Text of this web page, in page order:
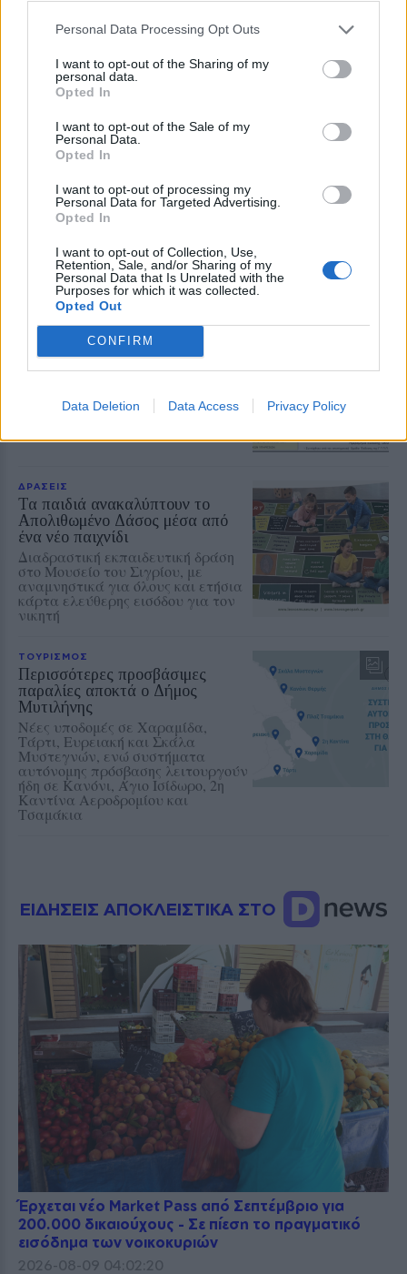
Personal Data Processing Opt Outs
I want to opt-out of the Sharing of my
personal data.
Opted In
I want to opt-out of the Sale of my
Personal Data.
Opted In
I want to opt-out of processing my
Personal Data for Targeted Advertising.
Opted In
I want to opt-out of Collection, Use,
Retention, Sale, and/or Sharing of my
Personal Data that Is Unrelated with the
Purposes for which it was collected.
Opted Out
CONFIRM
Data Deletion Data Access Privacy Policy
στις αρχές Σεπτεμβρίου το
τετραετές σχέδιο της Ελληνικής
Αριστερής Συμπαράταξης για την
δικαιοσύνη, την παραγωγική
ανασυγκρότηση και την ενίσχυση
του κοινωνικού κράτους
Μέρα και νύχτα ανοιχτές οι
Αγιάσο
Από το πρωί της Τετάρτης έως τα
μεσάνυχτα του
Προσκυνήματος θα παραμένουν
ανοικτές για τους πιστούς και
ιδιαίτερα για τους οδοιπόρους
Νέο κύμα θυελλωδών ανέμων
θέτει σε επιφυλακή την Πολιτική
Προστασία
έως 8 μποφόρ και ριπές που τοπικά
ΔΡΑΣΕΙΣ
Τα παιδιά ανακαλύπτουν το
Απολιθωμένο Δάσος μέσα από
ένα νέο παιχνίδι
Διαδραστική εκπαιδευτική δράση
στο Μουσείο του Σιγρίου, με
αναμνηστικά για όλους και ετήσια
κάρτα ελεύθερης εισόδου για τον
νικητή
ΤΟΥΡΙΣΜΟΣ
Περισσότερες προσβάσιμες
παραλίες αποκτά ο Δήμος
Μυτιλήνης
Νέες υποδομές σε Χαραμίδα,
Τάρτι, Ευρειακή και Σκάλα
Μυστεγνών, ενώ συστήματα
αυτόνομης πρόσβασης λειτουργούν
ήδη σε Κανόνι, Άγιο Ισίδωρο, 2η
Καντίνα Αεροδρομίου και
Τσαμάκια
ΕΙΔΗΣΕΙΣ ΑΠΟΚΛΕΙΣΤΙΚΑ ΣΤΟ
Έρχεται νέο Market Pass από Σεπτέμβριο για
200.000 δικαιούχους - Σε πίεση το πραγματικό
εισόδημα των νοικοκυριών
2026-08-09 04:02:20